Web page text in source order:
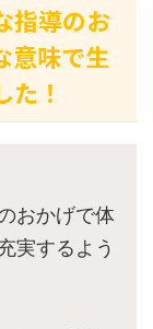
指導のお
意味で生
！
おかげで体
実するよう